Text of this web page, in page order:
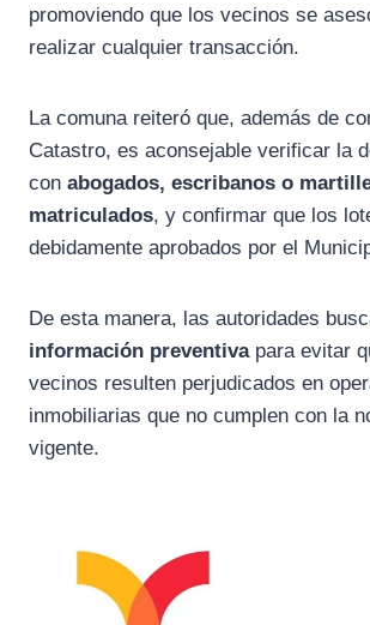
promoviendo que los vecinos se
realizar cualquier transacción.
La comuna reiteró que, además de
Catastro, es aconsejable verificar la
con abogados, escribanos o
matriculados, y confirmar que los
debidamente aprobados por el
De esta manera, las autoridades
información preventivapara evitar
vecinos resulten perjudicados en
inmobiliarias que no cumplen con la
vigente.